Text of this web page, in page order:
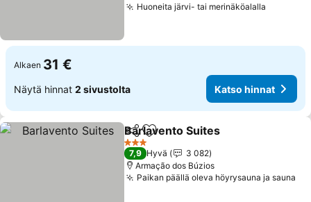
Huoneita järvi- tai merinäköalalla
Alkaen 31 €
Näytä hinnat 2 sivustolta Katso hinnat
Jaa Lisää suosikkeihin
Barlavento Suites
3 Tähtiluokitus
7,9 Hyvä
3 082
Armação dos Búzios
Paikan päällä oleva höyrysauna ja sauna